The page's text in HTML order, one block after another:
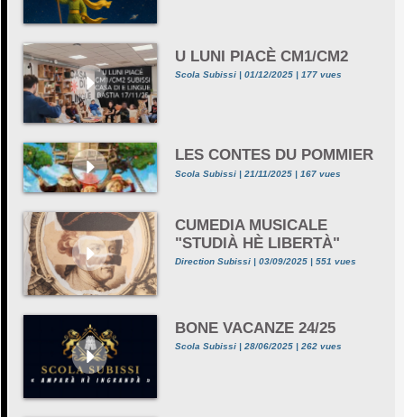
U LUNI PIACÈ CM1/CM2
Scola Subissi | 01/12/2025 | 177 vues
LES CONTES DU POMMIER
Scola Subissi | 21/11/2025 | 167 vues
CUMEDIA MUSICALE
"STUDIÀ HÈ LIBERTÀ"
Direction Subissi | 03/09/2025 | 551 vues
BONE VACANZE 24/25
Scola Subissi | 28/06/2025 | 262 vues